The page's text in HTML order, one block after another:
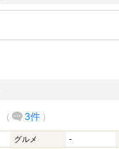
（ 3件 ）
グルメ -